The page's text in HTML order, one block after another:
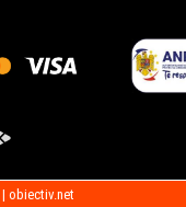
obiectiv.net